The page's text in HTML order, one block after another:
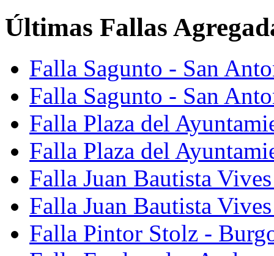
Últimas Fallas
Falla Sagunto - San
Falla Sagunto - San
Falla Plaza del
Falla Plaza del
Falla Juan Bautista
Falla Juan Bautista
Falla Pintor Stolz -